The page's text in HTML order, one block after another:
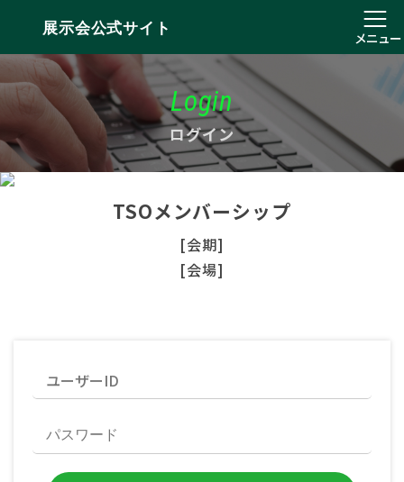
展示会公式サイト
メニュー
Login
ログイン
TSOメンバーシップ
[会期]
[会場]